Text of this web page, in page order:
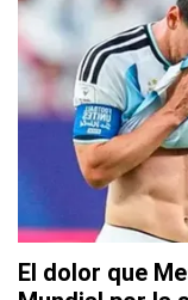
El dolor que